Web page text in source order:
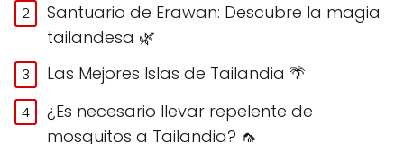
Santuario de Erawan: Descubre la magia
tailandesa 🌿
Las Mejores Islas de Tailandia 🌴
¿Es necesario llevar repelente de
mosquitos a Tailandia? 🦟